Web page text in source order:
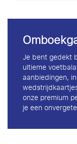
Je bent gedekt
ultieme
aanbiedingen,
onze premium
je een